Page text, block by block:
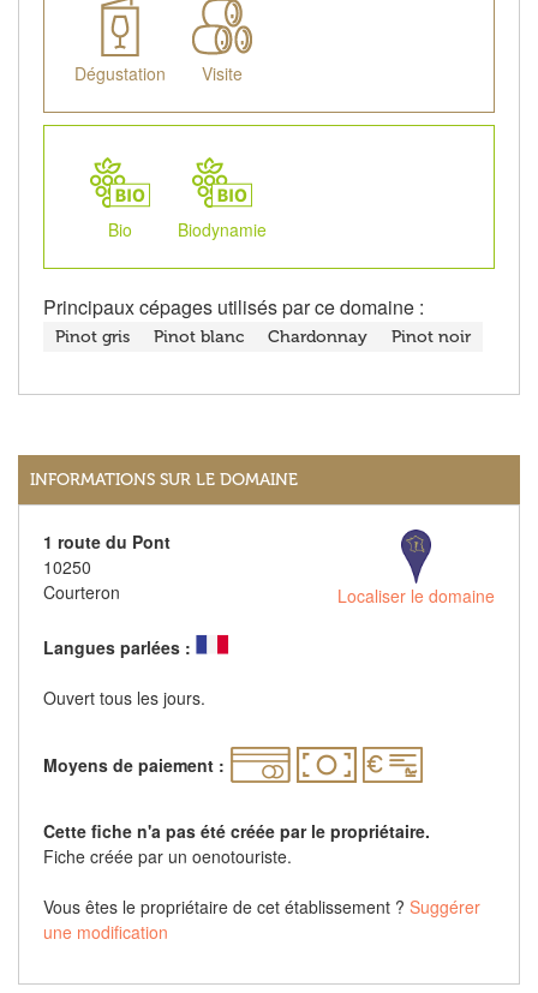
Dégustation Visite
Bio Biodynamie
Principaux cépages utilisés par ce domaine :
Pinot gris Pinot blanc Chardonnay Pinot noir
INFORMATIONS SUR LE DOMAINE
1 route du Pont
10250
Courteron
Localiser le domaine
Langues parlées :
Ouvert tous les jours.
Moyens de paiement :
Cette fiche n'a pas été créée par le propriétaire.
Fiche créée par un oenotouriste.
Vous êtes le propriétaire de cet établissement ? Suggérer
une modification